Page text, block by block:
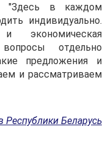
"Здесь в каждом
индивидуально.
экономическая
отдельно
предложения и
и рассматриваем
Pеспублики Беларусь